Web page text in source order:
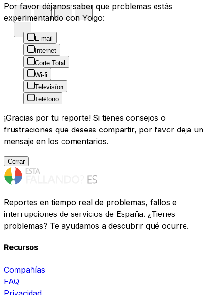
Por favor déjanos saber que problemas estás
experimentando con Yoigo:
E-mail
Internet
Corte Total
Wi-fi
Televisíon
Teléfono
¡Gracias por tu reporte! Si tienes consejos o
frustraciones que deseas compartir, por favor deja un
mensaje en los comentarios.
Cerrar
Reportes en tiempo real de problemas, fallos e
interrupciones de servicios de España. ¿Tienes
problemas? Te ayudamos a descubrir qué ocurre.
Recursos
Compañías
FAQ
Privacidad